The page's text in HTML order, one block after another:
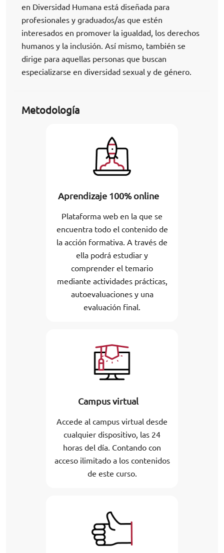
en Diversidad Humana está diseñada para
profesionales y graduados/as que estén
interesados en promover la igualdad, los derechos
humanos y la inclusión. Así mismo, también se
dirige para aquellas personas que buscan
especializarse en diversidad sexual y de género.
Metodología
Aprendizaje 100% online
Plataforma web en la que se
encuentra todo el contenido de
la acción formativa. A través de
ella podrá estudiar y
comprender el temario
mediante actividades prácticas,
autoevaluaciones y una
evaluación final.
Campus virtual
Accede al campus virtual desde
cualquier dispositivo, las 24
horas del día. Contando con
acceso ilimitado a los contenidos
de este curso.